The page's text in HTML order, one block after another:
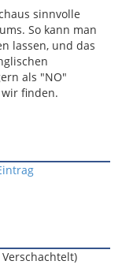
sinnvolle
So kann man
lassen, und das
als "NO"
finden.